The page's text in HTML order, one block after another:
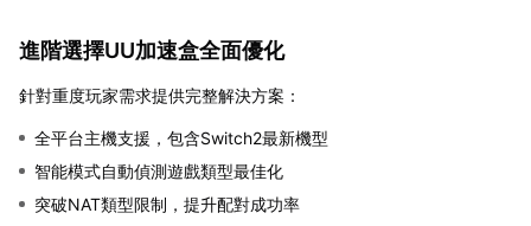
進階選擇UU加速盒全面優化
針對重度玩家需求提供完整解決方案：
全平台主機支援，包含Switch2最新機型
智能模式自動偵測遊戲類型最佳化
突破NAT類型限制，提升配對成功率